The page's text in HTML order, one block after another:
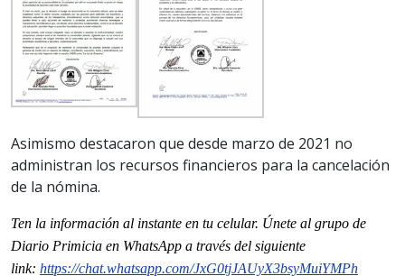
Asimismo destacaron que desde marzo de 2021 no
administran los recursos financieros para la cancelación
de la nómina.
Ten la información al instante en tu celular. Únete al grupo de
Diario Primicia en WhatsApp a través del siguiente
link: https://chat.whatsapp.com/JxG0tjJAUyX3bsyMuiYMPh